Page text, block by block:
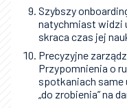
Szybszy
natychmiast widzi
skraca czas jej
Precyzyjne
Przypomnienia o
spotkaniach same
„do zrobienia” na